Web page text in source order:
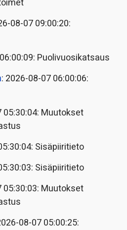
08-07 09:00:20:
Puolivuosikatsaus
: 2026-08-07 06:00:06:
05:30:04: Muutokset
Sisäpiiritieto
Sisäpiiritieto
05:30:03: Muutokset
08-07 05:00:25: